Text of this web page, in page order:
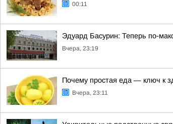
00:11
Эдуард Басурин: Теперь по-
Вчера, 23:19
Почему простая еда — ключ к
Вчера, 23:11